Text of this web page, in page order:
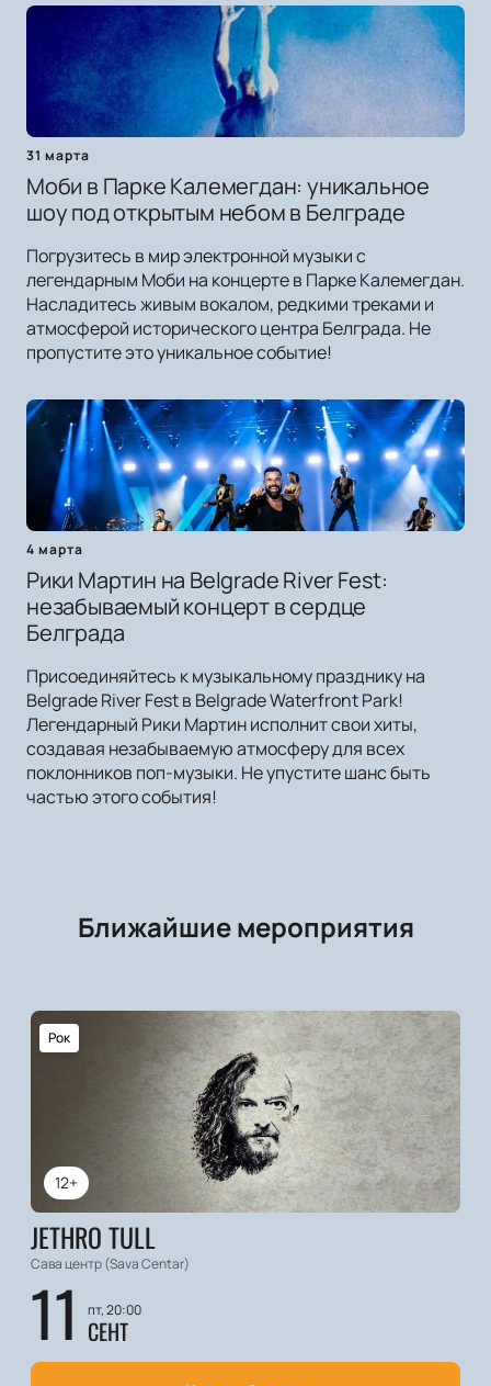
31 марта
Моби в Парке Калемегдан: уникальное
шоу под открытым небом в Белграде
Погрузитесь в мир электронной музыки с
легендарным Моби на концерте в Парке Калемегдан.
Насладитесь живым вокалом, редкими треками и
атмосферой исторического центра Белграда. Не
пропустите это уникальное событие!
4 марта
Рики Мартин на Belgrade River Fest:
незабываемый концерт в сердце
Белграда
Присоединяйтесь к музыкальному празднику на
Belgrade River Fest в Belgrade Waterfront Park!
Легендарный Рики Мартин исполнит свои хиты,
создавая незабываемую атмосферу для всех
поклонников поп-музыки. Не упустите шанс быть
частью этого события!
Ближайшие мероприятия
12+
Рок
JETHRO TULL
Сава центр (Sava Centar)
11 пт, 20:00
СЕНТ